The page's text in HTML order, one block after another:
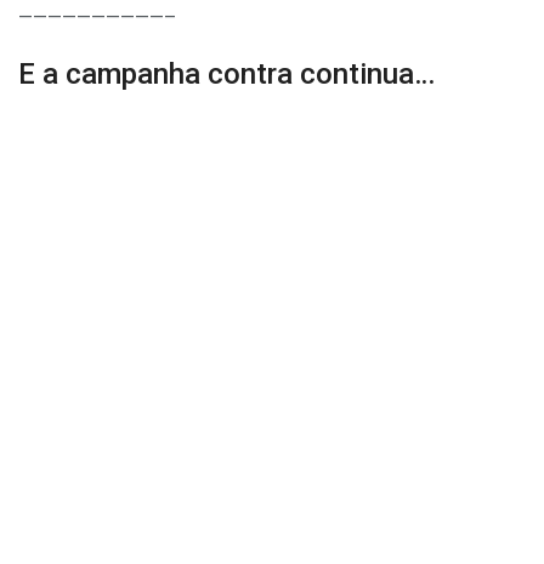
——————————–
E a campanha contra continua…